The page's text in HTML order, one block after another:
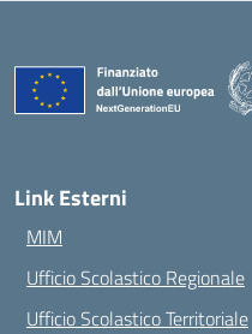
Link Esterni
MIM
Ufficio Scolastico Regionale
Ufficio Scolastico Territoriale